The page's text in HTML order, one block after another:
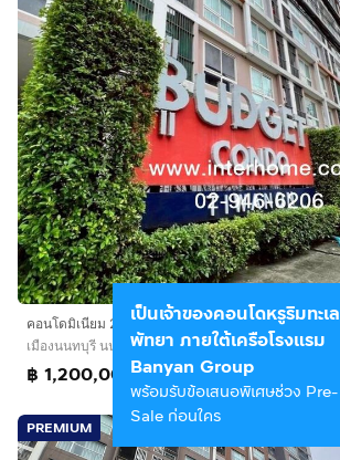
เมืองนนทบุรี นนทบุรี
฿ 1,200,000
PREMIUM
เป็นเจ้าของคอนโดหรูริมทะเล
พัทยา ภายใต้เครือโรงแรม
Banyan Group
พร้อมรับข้อเสนอพิเศษช่วง Pre-
Sale ก่อนใคร